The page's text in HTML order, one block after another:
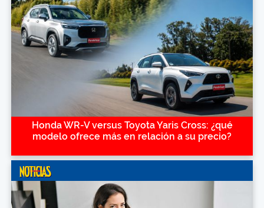
Honda WR-V versus Toyota Yaris Cross: ¿qué
modelo ofrece más en relación a su precio?